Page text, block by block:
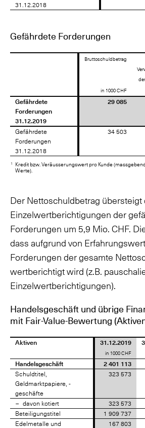
31.12.2018
31.12.2018
Gefährdete Forderungen
in 1000 CHF
Gefährdete
Forderungen
31.12.2019
29 085
Gefährdete
Forderungen
31.12.2018
34 503
1 Kredit bzw. Veräusserungswert pro Kunde
Werte).
Gefährdete
Forderungen
31.12.2019
Gefährdete
Forderungen
31.12.2018
Der Nettoschuldbetrag übersteigt
Einzelwertberichtigungen der
Forderungen um 5,9 Mio. CHF.
dass aufgrund von
Forderungen der gesamte
wertberichtigt wird (z.B.
Einzelwertberichtigungen).
Handelsgeschäft und übrige
mit Fair-Value-Bewertung
Aktiven 31.12.2019
in 1000 CHF
Handelsgeschäft 2 401 113
Schuldtitel,
Geldmarktpapiere, -
geschäfte
323 573
davon kotiert 323 573
Beteiligungstitel
1 909 737
Edelmetalle und
167 803
Aktiven
Handelsgeschäft
Schuldtitel,
Geldmarktpapiere, -
geschäfte
davon kotiert
Beteiligungstitel
Edelmetalle und